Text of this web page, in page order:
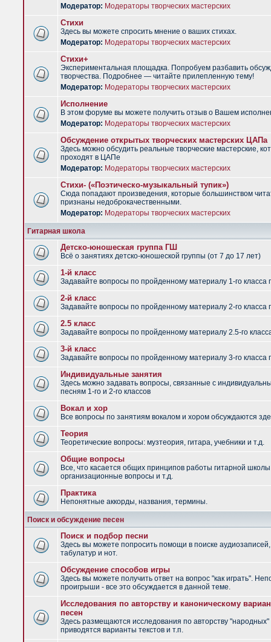
Модератор: Модераторы творческих мастерских
Стихи
Здесь вы можете спросить мнение о ваших стихах.
Модератор: Модераторы творческих мастерских
Стихи+
Экспериментальная площадка. Попробуем разбавить
творчества. Подробнее — читайте прилепленную тему!
Модератор: Модераторы творческих мастерских
Исполнение
В этом форуме вы можете получить отзыв о Вашем
Модератор: Модераторы творческих мастерских
Обсуждение открытых творческих мастерских ЦАПа
Здесь можно обсудить реальные творческие мастерские,
проходят в ЦАПе
Модератор: Модераторы творческих мастерских
Стихи- («Поэтическо-музыкальный тупик»)
Сюда попадают произведения, которые большинством
признаны недоброкачественными.
Модератор: Модераторы творческих мастерских
Гитарная школа
Детско-юношеская группа ГШ
Всё о занятиях детско-юношеской группы (от 7 до 17 лет)
1-й класс
Задавайте вопросы по пройденному материалу 1-го класса
2-й класс
Задавайте вопросы по пройденному материалу 2-го класса
2.5 класс
Задавайте вопросы по пройденному материалу 2.5-го
3-й класс
Задавайте вопросы по пройденному материалу 3-го класса
Индивидуальные занятия
Здесь можно задавать вопросы, связанные с
песням 1-го и 2-го классов
Вокал и хор
Все вопросы по занятиям вокалом и хором обсуждаются
Теория
Теоретические вопросы: музтеория, гитара, учебники и т.д.
Общие вопросы
Все, что касается общих принципов работы гитарной
организационные вопросы и т.д.
Практика
Непонятные аккорды, названия, термины.
Поиск и обсуждение песен
Поиск и подбор песни
Здесь вы можете попросить помощи в поиске аудиозаписей,
табулатур и нот.
Обсуждение способов игры
Здесь вы можете получить ответ на вопрос "как играть".
проигрыши - все это обсуждается в данной теме.
Исследования по авторству и каноническому
песен
Здесь размещаются исследования по авторству "народных"
приводятся варианты текстов и т.п.